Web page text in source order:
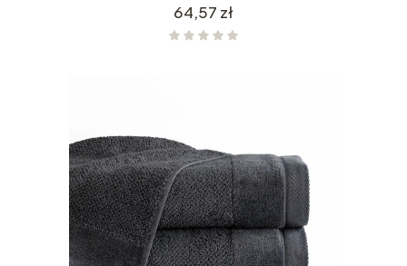
Cena
64,57 zł